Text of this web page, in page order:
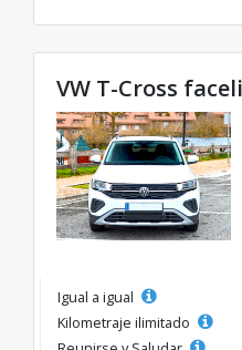
VW T-Cross
Igual a igual
Kilometraje ilimitado